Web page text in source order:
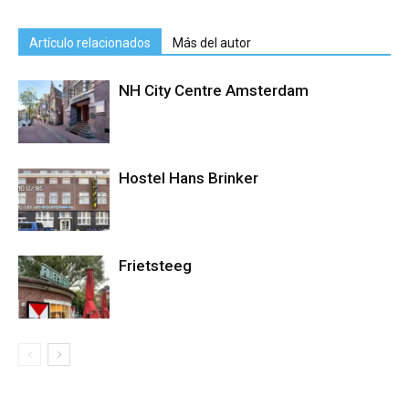
Artículo relacionados Más del autor
NH City Centre Amsterdam
Hostel Hans Brinker
Frietsteeg